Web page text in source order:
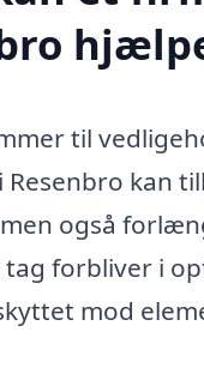
til
Resenbro kan
også
forbliver i
mod